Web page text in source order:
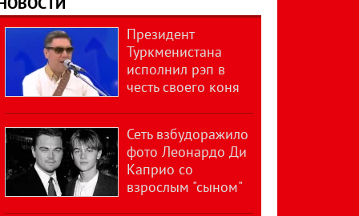
Президент
Туркменистана
исполнил рэп в
честь своего коня
Сеть взбудоражило
фото Леонардо Ди
Каприо со
взрослым "сыном"